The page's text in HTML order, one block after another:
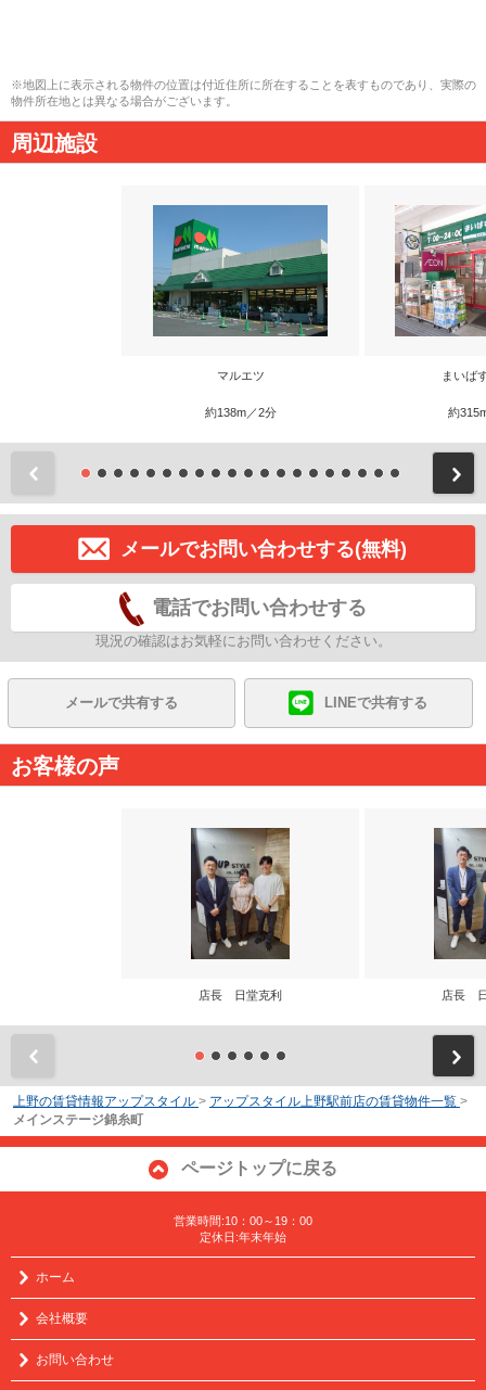
※地図上に表示される物件の位置は付近住所に所在することを表すものであり、実際の
物件所在地とは異なる場合がございます。
周辺施設
マルエツ
約138m／2分
まいば
約
メールでお問い合わせする(無料)
電話でお問い合わせする
現況の確認はお気軽にお問い合わせください。
メールで共有する LINEで共有する
お客様の声
店長 日堂克利 店長
上野の賃貸情報アップスタイル > アップスタイル上野駅前店の賃貸物件一覧 >
メインステージ錦糸町
ページトップに戻る
営業時間:10：00～19：00
定休日:年末年始
ホーム
会社概要
お問い合わせ